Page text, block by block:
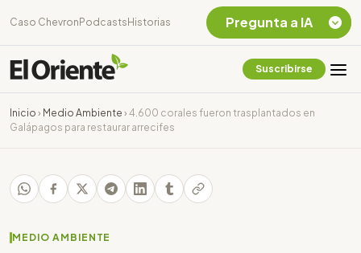
Caso Chevron Podcasts Historias
Suscribirse
Inicio › Medio Ambiente › 4.600 corales fueron trasplantados en
Galápagos para restaurar arrecifes
MEDIO AMBIENTE
Pregunta a IA
Chevron Ecuador